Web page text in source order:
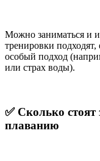
Можно заниматься и
тренировки
особый подход
или страх воды).
✅ Сколько стоят
плаванию